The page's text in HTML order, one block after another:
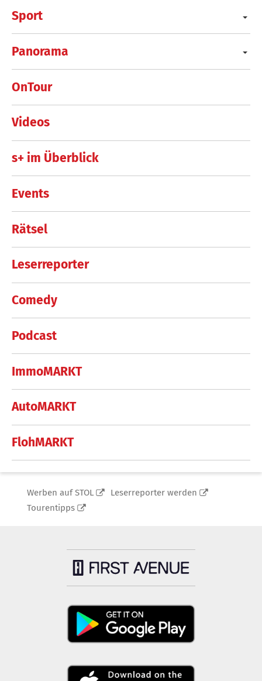
Sport
Panorama
OnTour
Videos
s+ im Überblick
Events
Rätsel
Leserreporter
Comedy
Podcast
ImmoMARKT
AutoMARKT
FlohMARKT
Werben auf STOL
Leserreporter werden
Tourentipps